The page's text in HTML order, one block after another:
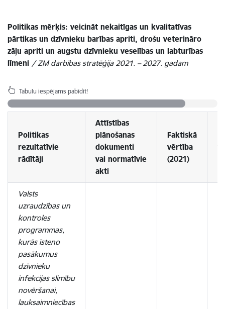
Politikas mērķis: veicināt nekaitīgas un kvalitatīvas
pārtikas un dzīvnieku barības apriti, drošu veterināro
zāļu apriti un augstu dzīvnieku veselības un labturības
līmeni /ZM darbības stratēģija 2021. – 2027. gadam
Tabulu iespējams pabīdīt!
Politikas
rezultatīvie
rādītāji
Attīstības
plānošanas
dokumenti
vai normatīvie
akti
Faktiskā
vērtība
(2021)
Valsts
uzraudzības un
kontroles
programmas,
kurās īsteno
pasākumus
dzīvnieku
infekcijas slimību
novēršanai,
lauksaimniecības